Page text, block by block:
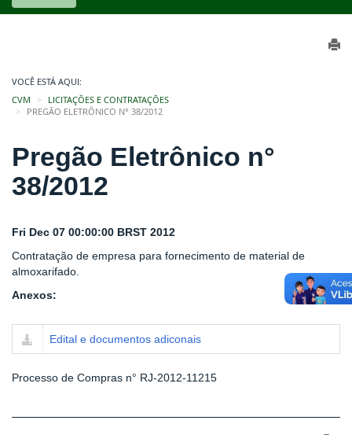
VOCÊ ESTÁ AQUI:
CVM
LICITAÇÕES E CONTRATAÇÕES
PREGÃO ELETRÔNICO N° 38/2012
Pregão Eletrônico n°
38/2012
Fri Dec 07 00:00:00 BRST 2012
Contratação de empresa para fornecimento de material de
almoxarifado.
Anexos:
Edital e documentos adiconais
Processo de Compras n° RJ-2012-11215